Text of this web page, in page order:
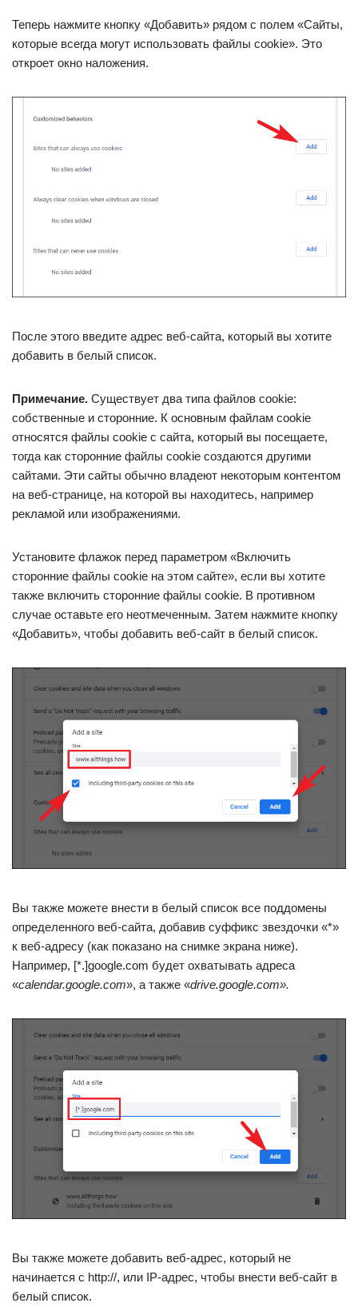
Теперь нажмите кнопку «Добавить» рядом с полем «Сайты,
которые всегда могут использовать файлы cookie». Это
откроет окно наложения.
После этого введите адрес веб-сайта, который вы хотите
добавить в белый список.
Примечание. Существует два типа файлов cookie:
собственные и сторонние. К основным файлам cookie
относятся файлы cookie с сайта, который вы посещаете,
тогда как сторонние файлы cookie создаются другими
сайтами. Эти сайты обычно владеют некоторым контентом
на веб-странице, на которой вы находитесь, например
рекламой или изображениями.
Установите флажок перед параметром «Включить
сторонние файлы cookie на этом сайте», если вы хотите
также включить сторонние файлы cookie. В противном
случае оставьте его неотмеченным. Затем нажмите кнопку
«Добавить», чтобы добавить веб-сайт в белый список.
Вы также можете внести в белый список все поддомены
определенного веб-сайта, добавив суффикс звездочки «*»
к веб-адресу (как показано на снимке экрана ниже).
Например, [*.]google.com будет охватывать адреса
«calendar.google.com», а также «drive.google.com».
Вы также можете добавить веб-адрес, который не
начинается с http://, или IP-адрес, чтобы внести веб-сайт в
белый список.